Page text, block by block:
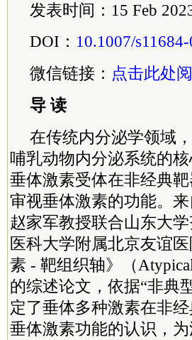
发表时间：15 Feb
DOI： 10.1007/
微信链接： 点击此处
导 读
在传统内分泌学领域
哺乳动物内分泌系统的
垂体激素受体在非经典
审视垂体激素的功能。
赵家军教授联合山东大
医科大学附属北京友谊
素 - 靶组织轴》（
的综述论文，依据“非典
定了垂体多种激素在非
垂体激素功能的认识，